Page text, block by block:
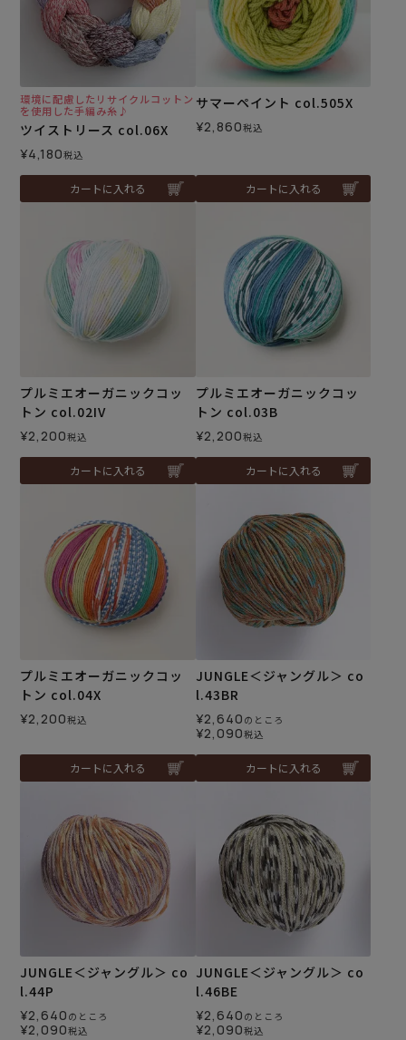
環境に配慮したリサイクルコットン
を使用した手編み糸♪
ツイストリース col.06X
¥4,180税込
カートに入れる
サマーペイント col.505X
¥2,860税込
カートに入れる
プルミエオーガニックコッ
トン col.02IV
¥2,200税込
カートに入れる
プルミエオーガニックコッ
トン col.03B
¥2,200税込
カートに入れる
プルミエオーガニックコッ
トン col.04X
¥2,200税込
カートに入れる
JUNGLE＜ジャングル＞ co
l.43BR
¥2,640 のところ
¥2,090税込
カートに入れる
JUNGLE＜ジャングル＞ co
l.44P
¥2,640 のところ
¥2,090税込
JUNGLE＜ジャングル＞ co
l.46BE
¥2,640 のところ
¥2,090税込